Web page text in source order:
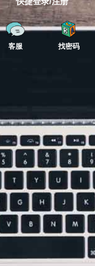
客服 找密码